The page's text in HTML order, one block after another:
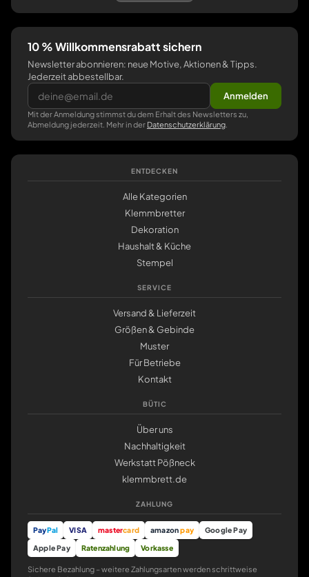
10 % Willkommensrabatt sichern
Newsletter abonnieren: neue Motive, Aktionen & Tipps.
Jederzeit abbestellbar.
Anmelden
Mit der Anmeldung stimmst du dem Erhalt des Newsletters zu,
Abmeldung jederzeit. Mehr in der Datenschutzerklärung
ENTDECKEN
Alle Kategorien
Klemmbretter
Dekoration
Haushalt & Küche
Stempel
SERVICE
Versand & Lieferzeit
Größen & Gebinde
Muster
Für Betriebe
Kontakt
BÜTIC
Über uns
Nachhaltigkeit
Werkstatt Pößneck
klemmbrett.de
ZAHLUNG
PayPal VISA mastercard amazonpay
Google Pay
Apple Pay
Ratenzahlung Vorkasse
Sichere Bezahlung – weitere Zahlungsarten werden schrittweise